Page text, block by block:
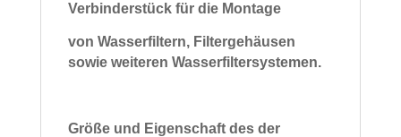
Verbinderstück für die Montage
von Wasserfiltern, Filtergehäusen
sowie weiteren Wasserfiltersystemen.
Größe und Eigenschaft des der